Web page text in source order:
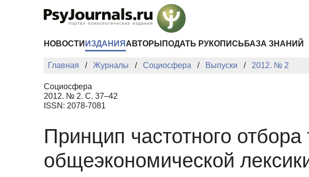
НОВОСТИ ИЗДАНИЯ АВТОРЫ ПОДАТЬ РУКОПИСЬ БАЗА ЗНАНИЙ
Главная Журналы Социосфера Выпуски 2012. № 2
Социосфера
2012. № 2. С. 37–42
ISSN: 2078-7081
Принцип частотного
общеэкономической